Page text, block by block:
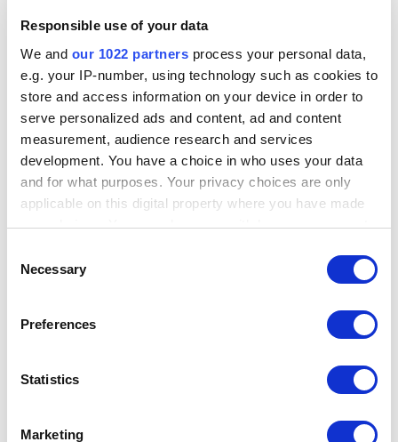
Responsible use of your data
We and our 1022 partners process your personal data,
e.g. your IP-number, using technology such as cookies to
store and access information on your device in order to
serve personalized ads and content, ad and content
measurement, audience research and services
development. You have a choice in who uses your data
and for what purposes. Your privacy choices are only
applicable on this digital property where you have made
your choices. You can change or withdraw your consent
the Privacy trigger icon.
Collect information about your geographical location
Identify your device by actively scanning it for
Find out more about how your personal data is processed
Selection
Necessary
Preferences
Statistics
Marketing
Weitere Sieger: Stephan Burri schlug in seiner Klasse die meisten Gegner.
Bürki wandte sich Ende 2023 von der SM ab, der Sieg im
Jahr eins nach dem Abgang des neunfachen Schweizer
Jean-François Chariatte. Und in der E1 bis drei Liter